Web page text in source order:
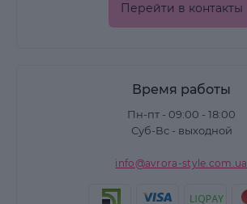
Перейти в контакты
Время работы
Пн-пт - 09:00 - 18:00
Суб-Вс - выходной
info@avrora-style.com.ua